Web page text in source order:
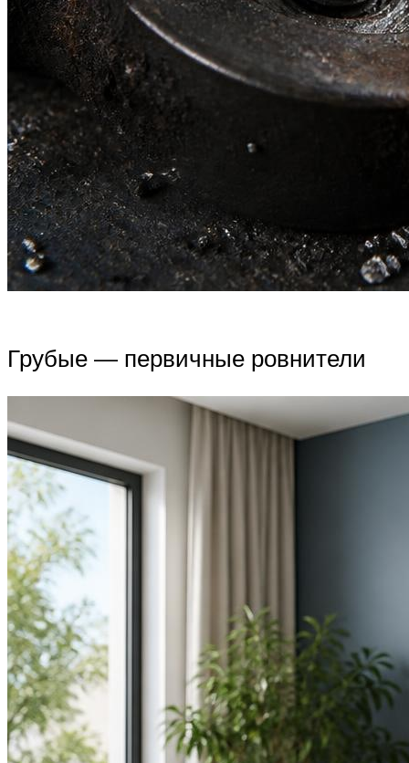
Грубые — первичные ровнители